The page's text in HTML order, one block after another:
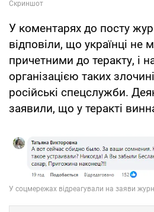
У коментарях до посту
відповіли, що українці не
причетними до теракту, і
організацією таких
російські спецслужби.
заявили, що у теракті